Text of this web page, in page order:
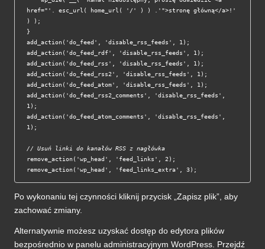
href="'. esc_url( home_url( '/' ) ) .'">stronę główną</a>!'
) );
}
add_action('do_feed', 'disable_rss_feeds', 1);
add_action('do_feed_rdf', 'disable_rss_feeds', 1);
add_action('do_feed_rss', 'disable_rss_feeds', 1);
add_action('do_feed_rss2', 'disable_rss_feeds', 1);
add_action('do_feed_atom', 'disable_rss_feeds', 1);
add_action('do_feed_rss2_comments', 'disable_rss_feeds',
1);
add_action('do_feed_atom_comments', 'disable_rss_feeds',
1);
// Usuń linki do kanałów RSS z nagłówka
remove_action('wp_head', 'feed_links', 2);
remove_action('wp_head', 'feed_links_extra', 3);
Po wykonaniu tej czynności kliknij przycisk „Zapisz plik”, aby
zachować zmiany.
Alternatywnie możesz uzyskać dostęp do edytora plików
bezpośrednio w panelu administracyjnym WordPress. Przejdź